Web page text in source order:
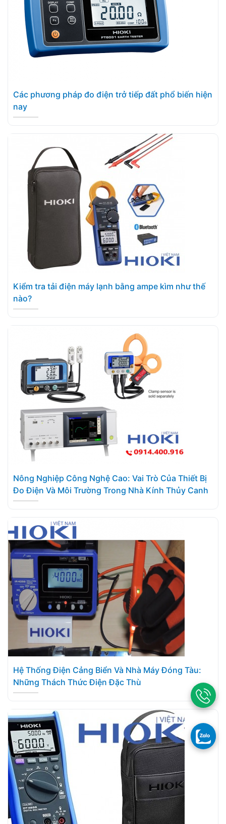
Các phương pháp đo điện trở tiếp đất phổ biến hiện
nay
Kiểm tra tải điện máy lạnh bằng ampe kìm như thế
nào?
Nông Nghiệp Công Nghệ Cao: Vai Trò Của Thiết Bị
Đo Điện Và Môi Trường Trong Nhà Kính Thủy Canh
Hệ Thống Điện Cảng Biển Và Nhà Máy Đóng Tàu:
Những Thách Thức Điện Đặc Thù